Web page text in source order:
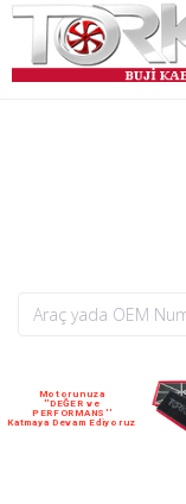
Motorunuza
''DEĞER ve
PERFORMANS''
Katmaya Devam Ediyoruz